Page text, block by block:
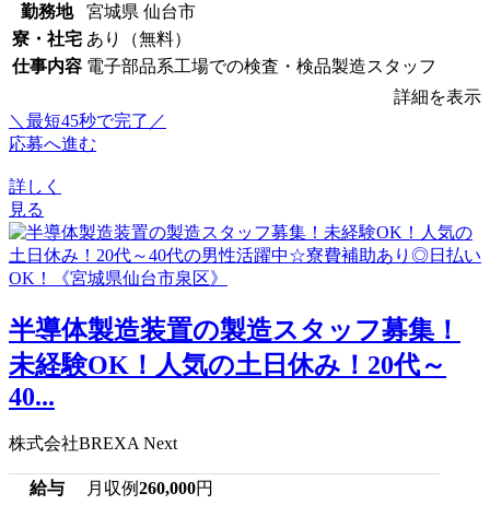
勤務地
宮城県 仙台市
寮・社宅 あり（無料）
仕事内容 電子部品系工場での検査・検品製造スタッフ
詳細を表示
＼最短45秒で完了／
応募へ進む
詳しく
見る
半導体製造装置の製造スタッフ募集！
未経験OK！人気の土日休み！20代～
40...
株式会社BREXA Next
給与 月収例260,000円